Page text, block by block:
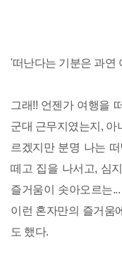
'떠난다는 기분은 과연
그래!! 언젠가 여행을
군대 근무지였는지, 아
르겠지만 분명 나는
떼고 집을 나서고, 심
즐거움이 솟아오르는
이런 혼자만의 즐거움
도 했다.